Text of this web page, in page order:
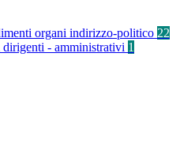
organi indirizzo-politico 22
- amministrativi 1